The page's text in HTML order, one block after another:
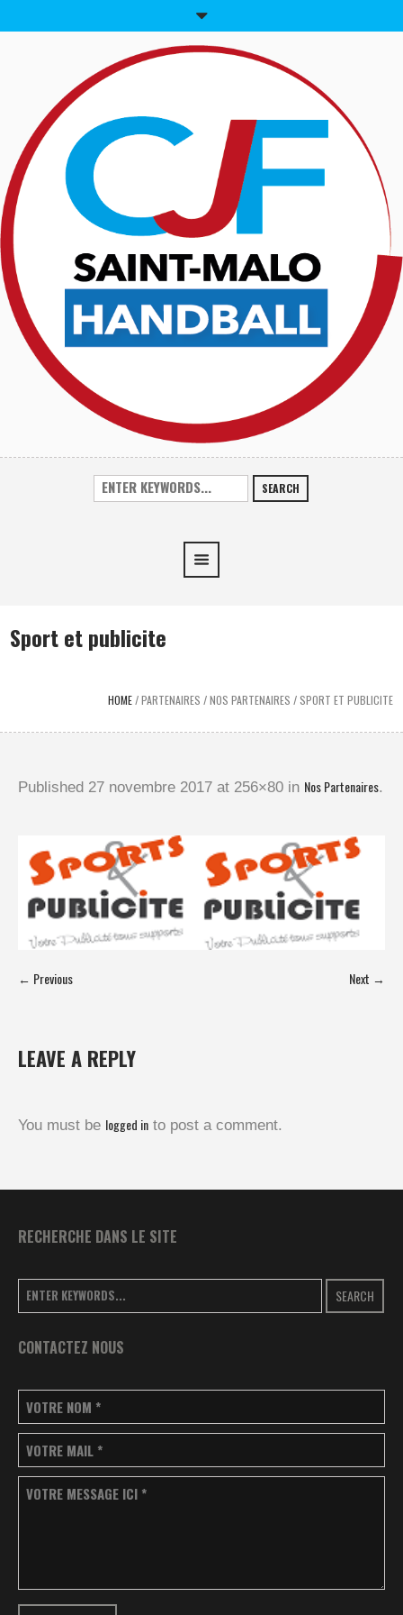
SEARCH
Sport et publicite
HOME/PARTENAIRES /NOS PARTENAIRES / SPORT ET PUBLICITE
Published 27 novembre 2017 at 256×80 in Nos Partenaires.
← Previous Next →
LEAVE A REPLY
You must be logged in to post a comment.
RECHERCHE DANS LE SITE
SEARCH
CONTACTEZ NOUS
VOTRE NOM *
VOTRE MAIL *
VOTRE MESSAGE ICI *